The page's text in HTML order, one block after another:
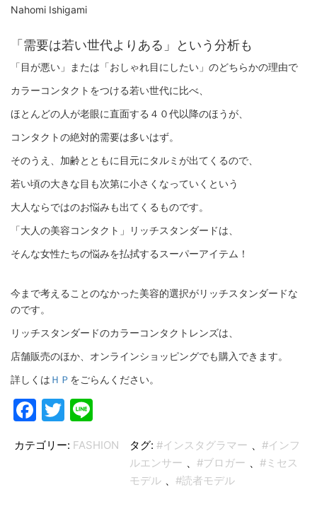
Nahomi Ishigami
「需要は若い世代よりある」という分析も
「目が悪い」または「おしゃれ目にしたい」のどちらかの理由で
カラーコンタクトをつける若い世代に比べ、
ほとんどの人が老眼に直面する４０代以降のほうが、
コンタクトの絶対的需要は多いはず。
そのうえ、加齢とともに目元にタルミが出てくるので、
若い頃の大きな目も次第に小さくなっていくという
大人ならではのお悩みも出てくるものです。
「大人の美容コンタクト」リッチスタンダードは、
そんな女性たちの悩みを払拭するスーパーアイテム！
今まで考えることのなかった美容的選択がリッチスタンダードな
のです。
リッチスタンダードのカラーコンタクトレンズは、
店舗販売のほか、オンラインショッピングでも購入できます。
詳しくは ＨＰ をごらんください。
Facebook
Twitter
カテゴリー: FASHION タグ: #インスタグラマー
#インフ
ルエンサー
#ブロガー
#ミセス
モデル
#読者モデル